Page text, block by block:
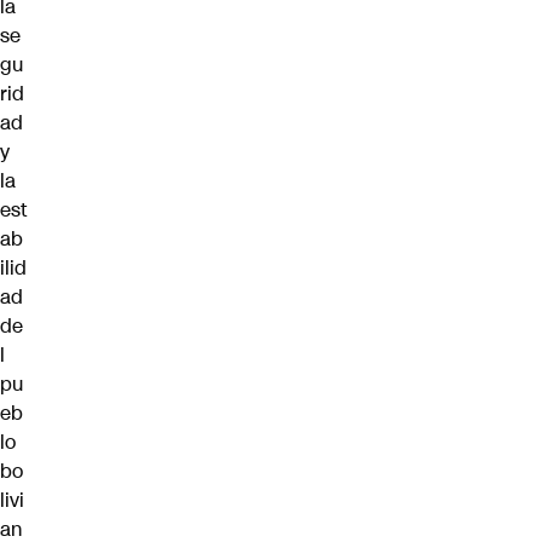
la
se
gu
rid
ad
y
la
est
ab
ilid
ad
de
l
pu
eb
lo
bo
livi
an